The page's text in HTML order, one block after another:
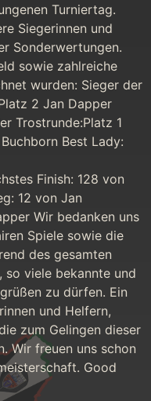
Turniertag.
Siegerinnen und
Sonderwertungen.
sowie zahlreiche
wurden: Sieger der
2 Jan Dapper
Trostrunde:Platz 1
Best Lady:
Finish: 128 von
12 von Jan
Wir bedanken uns
Spiele sowie die
des gesamten
so viele bekannte und
zu dürfen. Ein
und Helfern,
zum Gelingen dieser
Wir freuen uns schon
Good